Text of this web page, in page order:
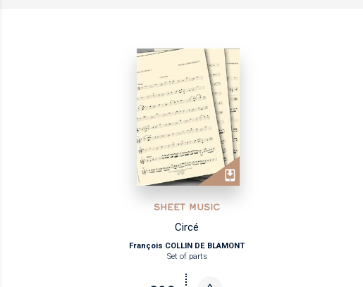
SHEET MUSIC
Circé
François COLLIN DE BLAMONT
Set of parts